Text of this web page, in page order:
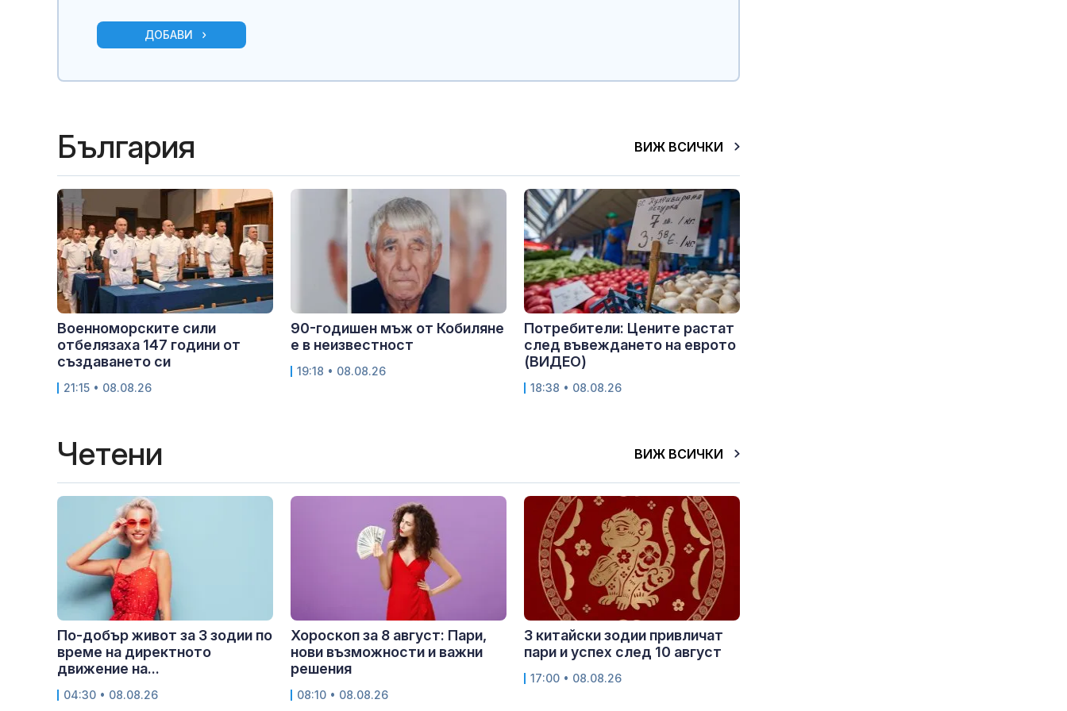
ДОБАВИ
България ВИЖ ВСИЧКИ
Военноморските сили
отбелязаха 147 години от
създаването си
21:15 • 08.08.26
90-годишен мъж от Кобиляне
е в неизвестност
19:18 • 08.08.26
Потребители: Цените растат
след въвеждането на еврото
(ВИДЕО)
18:38 • 08.08.26
Четени ВИЖ ВСИЧКИ
По-добър живот за 3 зодии по
време на директното
движение на...
04:30 • 08.08.26
Хороскоп за 8 август: Пари,
нови възможности и важни
решения
08:10 • 08.08.26
3 китайски зодии привличат
пари и успех след 10 август
17:00 • 08.08.26